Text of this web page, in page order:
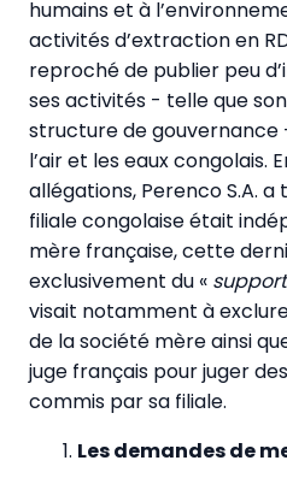
humains et à
activités d’extraction en
reproché de publier peu
ses activités - telle que
structure de gouvernance
l’air et les eaux congolais.
allégations, Perenco S.A.
filiale congolaise était
mère française, cette
exclusivement du « support
visait notamment à
de la société mère ainsi
juge français pour juger
commis par sa filiale.
Les demandes de